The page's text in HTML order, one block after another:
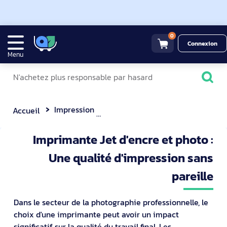
Menu
0
Connexion
Accueil Impression
Imprimante Jet d'encre et photo :
Une qualité d'impression sans
pareille
Dans le secteur de la photographie professionnelle, le
choix d'une imprimante peut avoir un impact